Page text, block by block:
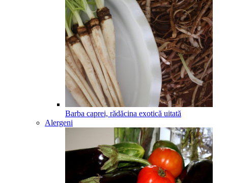
Barba caprei, rădăcina exotică uitată
Alergeni